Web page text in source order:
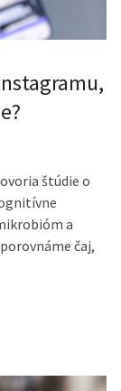
štúdie o
a
čaj,